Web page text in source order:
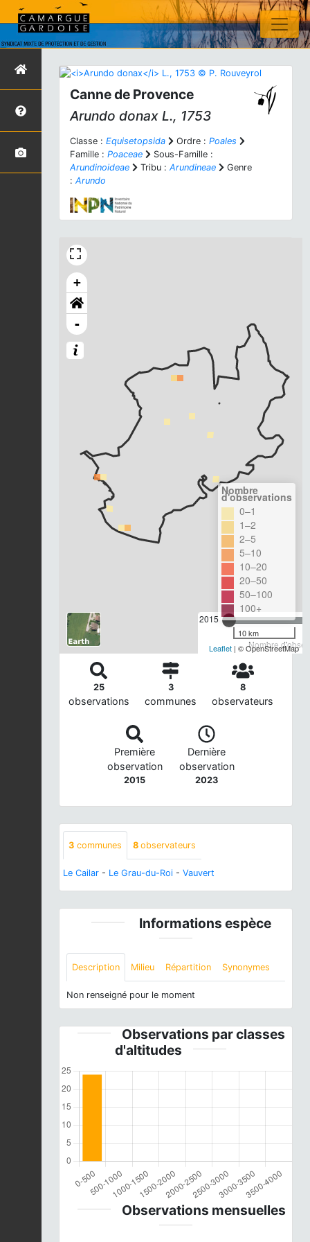
Canne de Provence
Arundo donax L., 1753
Classe : Equisetopsida Ordre : Poales
Famille : Poaceae
Sous-Famille :
Arundinoideae
Tribu : Arundineae
Genre
: Arundo
+
-
2015
Nombre
Nombre
d'observations
0–1
1–2
2–5
5–10
10–20
20–50
50–100
100+
10 km
Leaflet | © OpenStreetMap
25
observations
3
communes
8
observateurs
Première
observation
2015
Dernière
observation
2023
3 communes 8 observateurs
Le Cailar - Le Grau-du-Roi - Vauvert
Informations espèce
Description Milieu Répartition Synonymes
Non renseigné pour le moment
Observations par classes
d'altitudes
Observations mensuelles